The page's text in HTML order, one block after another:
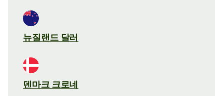
뉴질랜드 달러
덴마크 크로네